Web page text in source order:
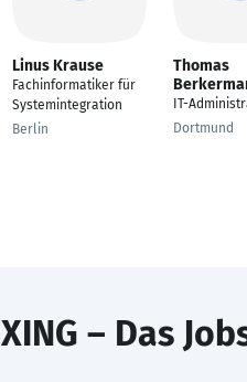
Linus Krause
Fachinformatiker für
Systemintegration
Berlin
Thomas
IT-
Dortmund
XING – Das